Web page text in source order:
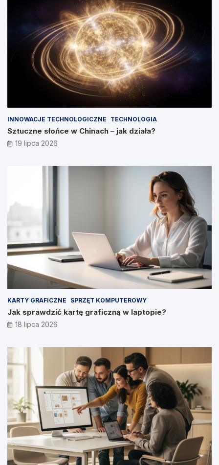
INNOWACJE TECHNOLOGICZNE TECHNOLOGIA
Sztuczne słońce w Chinach – jak działa?
19 lipca 2026
KARTY GRAFICZNE SPRZĘT KOMPUTEROWY
Jak sprawdzić kartę graficzną w laptopie?
18 lipca 2026